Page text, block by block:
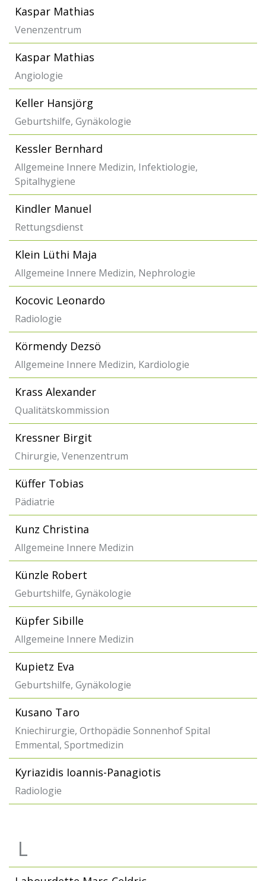
Kaspar Mathias
Venenzentrum
Kaspar Mathias
Angiologie
Keller Hansjörg
Geburtshilfe, Gynäkologie
Kessler Bernhard
Allgemeine Innere Medizin, Infektiologie,
Spitalhygiene
Kindler Manuel
Rettungsdienst
Klein Lüthi Maja
Allgemeine Innere Medizin, Nephrologie
Kocovic Leonardo
Radiologie
Körmendy Dezsö
Allgemeine Innere Medizin, Kardiologie
Krass Alexander
Qualitätskommission
Kressner Birgit
Chirurgie, Venenzentrum
Küffer Tobias
Pädiatrie
Kunz Christina
Allgemeine Innere Medizin
Künzle Robert
Geburtshilfe, Gynäkologie
Küpfer Sibille
Allgemeine Innere Medizin
Kupietz Eva
Geburtshilfe, Gynäkologie
Kusano Taro
Kniechirurgie, Orthopädie Sonnenhof Spital
Emmental, Sportmedizin
Kyriazidis Ioannis-Panagiotis
Radiologie
L